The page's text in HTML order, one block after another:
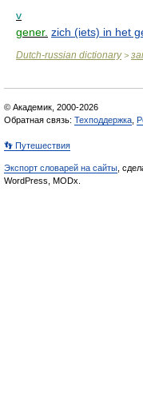
v
gener. zich (iets) in het
Dutch-russian dictionary>
© Академик, 2000-2026
Обратная связь: Техподдержка
👣 Путешествия
Экспорт словарей на сайты ,
WordPress, MODx.